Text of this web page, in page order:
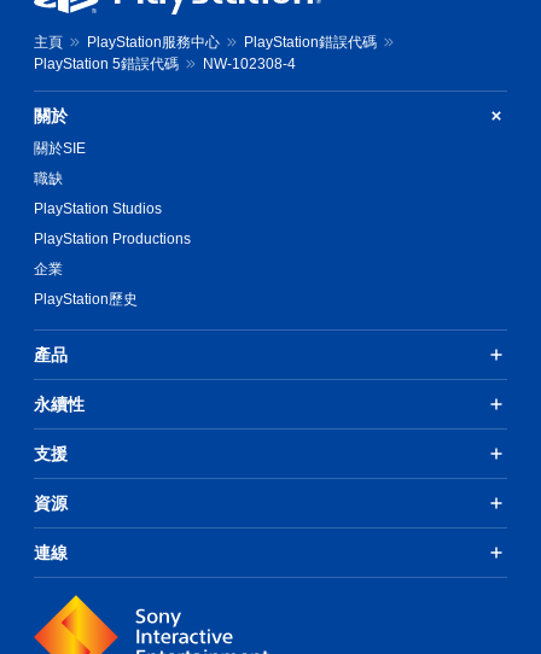
主頁 PlayStation服務中心
PlayStation錯誤代碼
PlayStation 5錯誤代碼
NW-102308-4
關於
關於SIE
職缺
PlayStation Studios
PlayStation Productions
企業
PlayStation歷史
產品
永續性
支援
資源
連線